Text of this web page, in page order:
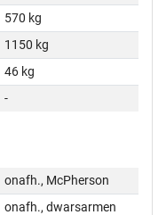
570 kg
1150 kg
46 kg
-
onafh., McPherson
onafh., dwarsarmen